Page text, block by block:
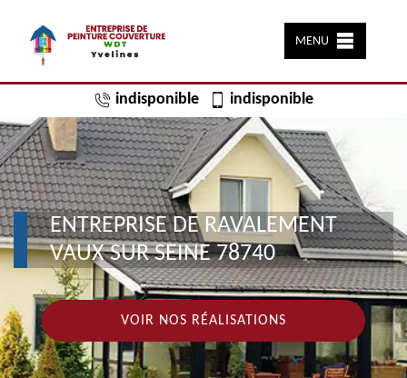
MENU
indisponible indisponible
ENTREPRISE DE RAVALEMENT
VAUX SUR SEINE 78740
VOIR NOS RÉALISATIONS